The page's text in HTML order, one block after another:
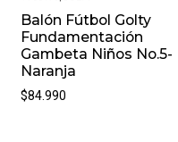
Balón Fútbol Golty
Fundamentación
Gambeta Niños No.5-
Naranja
$84.990